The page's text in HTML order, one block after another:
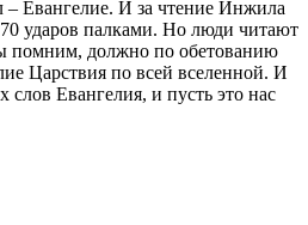
– Евангелие. И за чтение Инжила
70 ударов палками. Но люди читают
помним, должно по обетованию
Царствия по всей вселенной. И
Евангелия, и пусть это нас